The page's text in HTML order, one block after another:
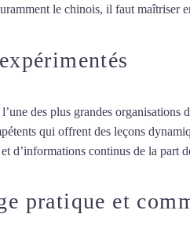
le chinois, il faut maîtriser
l’une des plus grandes
qui offrent des leçons
d’informations continus de la part
pratique et